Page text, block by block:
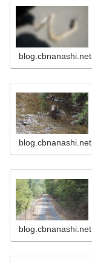
blog.cbnanashi.net
blog.cbnanashi.net
blog.cbnanashi.net